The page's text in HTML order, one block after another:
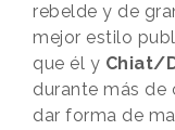
rebelde y de
mejor estilo
que él y Chiat/
durante más de
dar forma de